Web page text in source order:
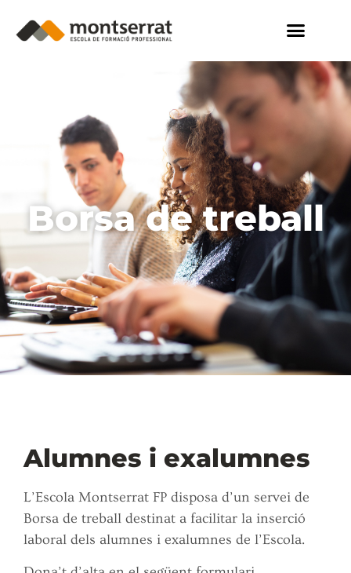
Borsa de treball
Alumnes i exalumnes
L’Escola Montserrat FP disposa d’un servei de
Borsa de treball destinat a facilitar la inserció
laboral dels alumnes i exalumnes de l’Escola.